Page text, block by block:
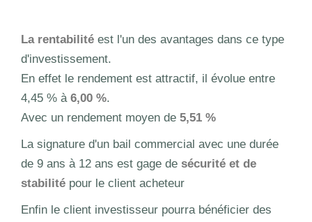
La rentabilité est l'un des avantages dans ce type
d'investissement.
En effet le rendement est attractif, il évolue entre
4,45 % à 6,00 %.
Avec un rendement moyen de 5,51 %
La signature d'un bail commercial avec une durée
de 9 ans à 12 ans est gage de sécurité et de
stabilité pour le client acheteur
Enfin le client investisseur pourra bénéficier des